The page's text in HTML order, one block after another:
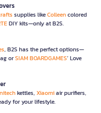
supplies likeColleencolored
DIY kits—only at B2S.
, B2S has the perfect options—
orSIAM BOARDGAMES’ Love
kettles, Xiaomiair purifiers,
for your lifestyle.